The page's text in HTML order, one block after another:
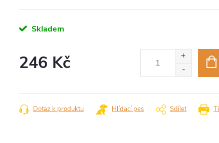
Skladem
246 Kč
Dotaz k produktu Hlídací pes Sdílet